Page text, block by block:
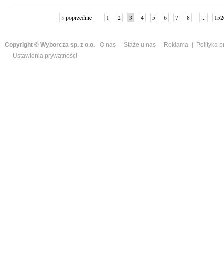
« poprzednie 1 2 3 4 5 6 7 8 ...
Copyright © Wyborcza sp. z o.o. O nas Staże u nas Reklama
Polityka
Ustawienia prywatności